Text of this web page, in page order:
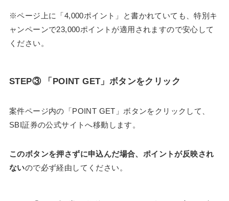
※ページ上に「4,000ポイント」と書かれていても、特別キ
ャンペーンで23,000ポイントが適用されますので安心して
ください。
STEP③ 「POINT GET」ボタンをクリック
案件ページ内の「POINT GET」ボタンをクリックして、
SBI証券の公式サイトへ移動します。
このボタンを押さずに申込んだ場合、ポイントが反映され
ないので必ず経由してください。